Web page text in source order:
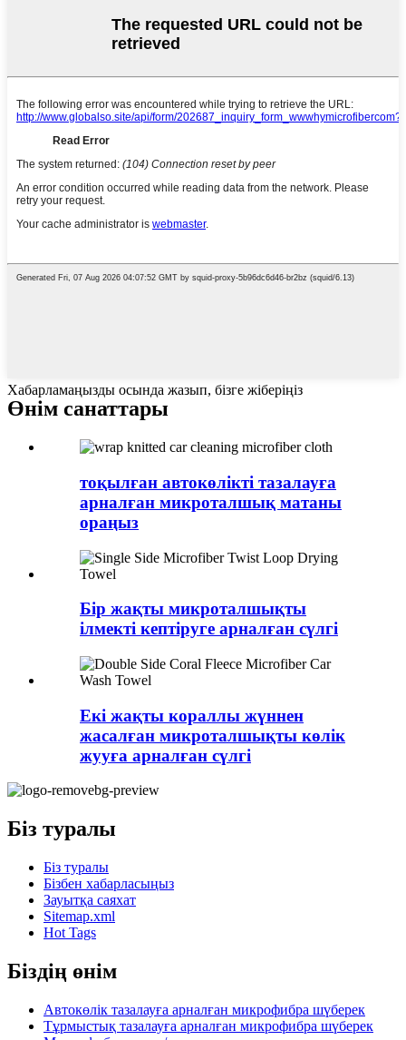
Хабарламаңызды осында жазып, бізге жіберіңіз
Өнім санаттары
тоқылған автокөлікті тазалауға
арналған микроталшық матаны
ораңыз
Бір жақты микроталшықты
ілмекті кептіруге арналған сүлгі
Екі жақты кораллы жүннен
жасалған микроталшықты көлік
жууға арналған сүлгі
Біз туралы
Біз туралы
Бізбен хабарласыңыз
Зауытқа саяхат
Sitemap.xml
Hot Tags
Біздің өнім
Автокөлік тазалауға арналған микрофибра шүберек
Тұрмыстық тазалауға арналған микрофибра шүберек